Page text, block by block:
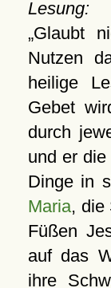
Lesung:
Glaubt
Nutzen
heilige
Gebet
durch
und er
Dinge in
Maria, die
Füßen
auf das
ihre